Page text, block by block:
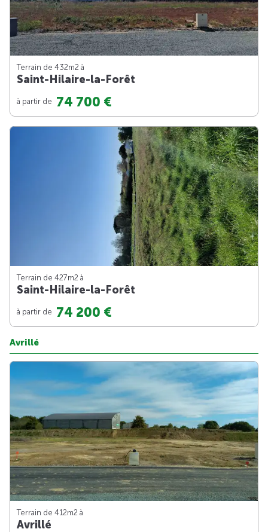
Terrain de 432m2 à
Saint-Hilaire-la-Forêt
à partir de 74 700 €
Terrain de 427m2 à
Saint-Hilaire-la-Forêt
à partir de 74 200 €
Avrillé
Terrain de 412m2 à
Avrillé